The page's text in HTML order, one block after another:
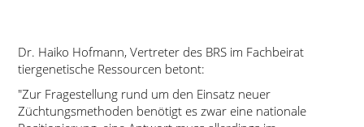
Dr. Haiko Hofmann, Vertreter des BRS im Fachbeirat
tiergenetische Ressourcen betont:
Zur Fragestellung rund um den Einsatz neuer
Züchtungsmethoden benötigt es zwar eine nationale